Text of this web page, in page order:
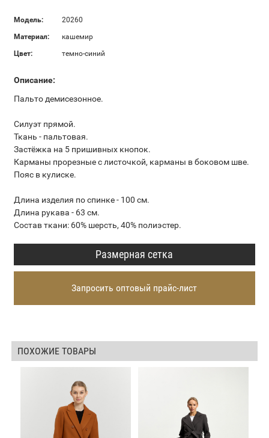
Модель:
20260
Материал:
кашемир
Цвет:
темно-синий
Описание:
Пальто демисезонное.
Силуэт прямой.
Ткань - пальтовая.
Застёжка на 5 пришивных кнопок.
Карманы прорезные с листочкой, карманы в боковом шве.
Пояс в кулиске.
Длина изделия по спинке - 100 см.
Длина рукава - 63 см.
Состав ткани: 60% шерсть, 40% полиэстер.
Размерная сетка
Запросить оптовый прайс-лист
ПОХОЖИЕ ТОВАРЫ